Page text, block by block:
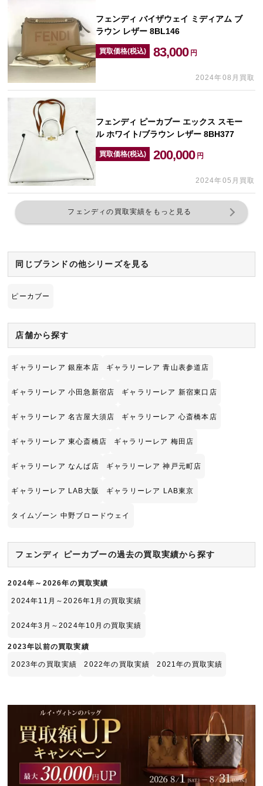
フェンディ バイザウェイ ミディアム ブ
ラウン レザー 8BL146
買取価格(税込) 83,000 円
2024年08月買取
フェンディ ピーカブー エックス スモー
ル ホワイト/ブラウン レザー 8BH377
買取価格(税込) 200,000 円
2024年05月買取
フェンディの買取実績をもっと見る
同じブランドの他シリーズを見る
ピーカブー
店舗から探す
ギャラリーレア 銀座本店 ギャラリーレア 青山表参道店
ギャラリーレア 小田急新宿店 ギャラリーレア 新宿東口店
ギャラリーレア 名古屋大須店 ギャラリーレア 心斎橋本店
ギャラリーレア 東心斎橋店 ギャラリーレア 梅田店
ギャラリーレア なんば店 ギャラリーレア 神戸元町店
ギャラリーレア LAB大阪 ギャラリーレア LAB東京
タイムゾーン 中野ブロードウェイ
フェンディ ピーカブーの過去の買取実績から探す
2024年～2026年の買取実績
2024年11月～2026年1月の買取実績
2024年3月～2024年10月の買取実績
2023年以前の買取実績
2023年の買取実績 2022年の買取実績 2021年の買取実績